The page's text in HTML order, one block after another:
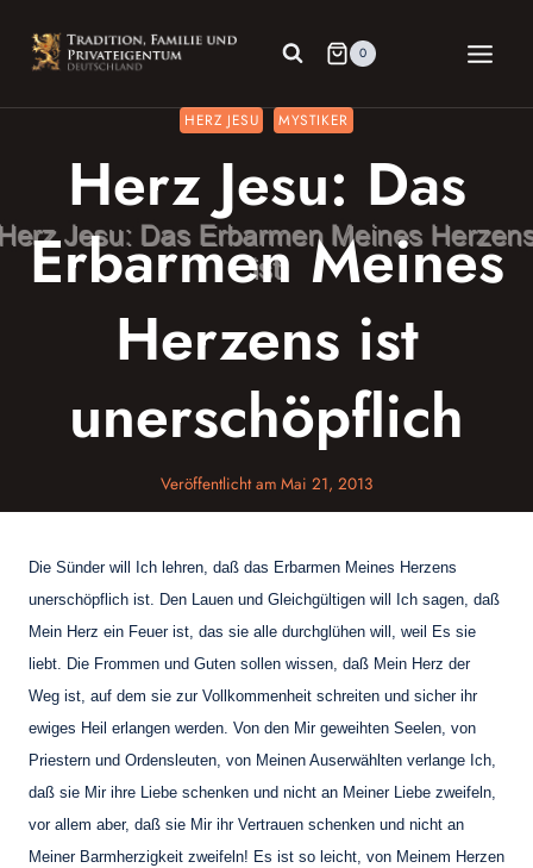
Inhalt
springen
0
HERZ JESU MYSTIKER
Herz Jesu: Das
Erbarmen Meines
Herzens ist
unerschöpflich
Veröffentlicht am Mai 21, 2013
Die Sünder will Ich lehren, daß das Erbarmen Meines Herzens
unerschöpflich ist. Den Lauen und Gleichgültigen will Ich sagen, daß
Mein Herz ein Feuer ist, das sie alle durchglühen will, weil Es sie
liebt. Die Frommen und Guten sollen wissen, daß Mein Herz der
Weg ist, auf dem sie zur Vollkommenheit schreiten und sicher ihr
ewiges Heil erlangen werden. Von den Mir geweihten Seelen, von
Priestern und Ordensleuten, von Meinen Auserwählten verlange Ich,
daß sie Mir ihre Liebe schenken und nicht an Meiner Liebe zweifeln,
vor allem aber, daß sie Mir ihr Vertrauen schenken und nicht an
Meiner Barmherzigkeit zweifeln! Es ist so leicht, von Meinem Herzen